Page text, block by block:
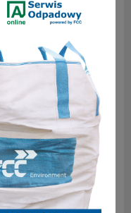
przed oknami.
wichurę.
ODPOWIEDZ